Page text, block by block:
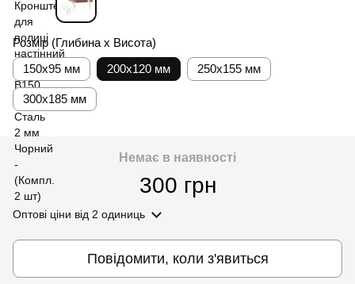
Розмір (Глибина х Висота)
150x95 мм
200x120 мм 250x155 мм
300x185 мм
Немає в наявності
300 грн
Оптові ціни від 2 одиниць
Повідомити, коли з'явиться